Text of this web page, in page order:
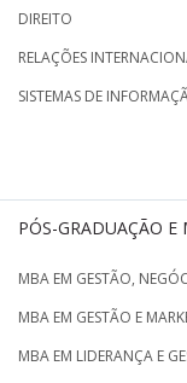
DIREITO
RELAÇÕES
SISTEMAS DE
PÓS-GRADUAÇÃO E
MBA EM GESTÃO,
MBA EM GESTÃO E
MBA EM LIDERANÇA E